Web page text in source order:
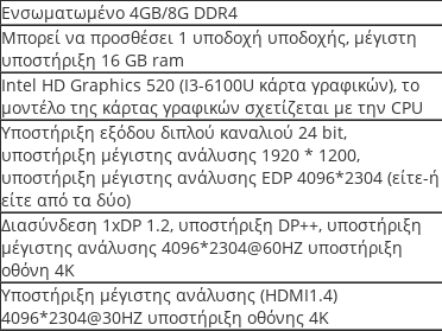
Ενσωματωμένο 4GB/8G DDR4
Μπορεί να προσθέσει 1 υποδοχή υποδοχής, μέγιστη
υποστήριξη 16 GB ram
Intel HD Graphics 520 (I3-6100U κάρτα γραφικών), το
μοντέλο της κάρτας γραφικών σχετίζεται με την CPU
Υποστήριξη εξόδου διπλού καναλιού 24 bit,
υποστήριξη μέγιστης ανάλυσης 1920 * 1200,
υποστήριξη μέγιστης ανάλυσης EDP 4096*2304 (είτε-ή
είτε από τα δύο)
Διασύνδεση 1xDP 1.2, υποστήριξη DP++, υποστήριξη
μέγιστης ανάλυσης 4096*2304@60HZ υποστήριξη
οθόνη 4K
Υποστήριξη μέγιστης ανάλυσης (HDMI1.4)
4096*2304@30HZ υποστήριξη οθόνης 4K